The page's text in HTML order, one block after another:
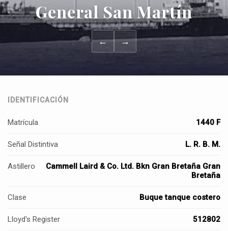
General San Martín
← →
IDENTIFICACIÓN
Matrícula 1440 F
Señal Distintiva L. R. B. M.
Astillero
Cammell Laird & Co. Ltd. Bkn Gran Bretaña Gran
Bretaña
Clase Buque tanque costero
Lloyd's Register 512802